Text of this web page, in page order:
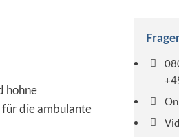
hohne
für die ambulante